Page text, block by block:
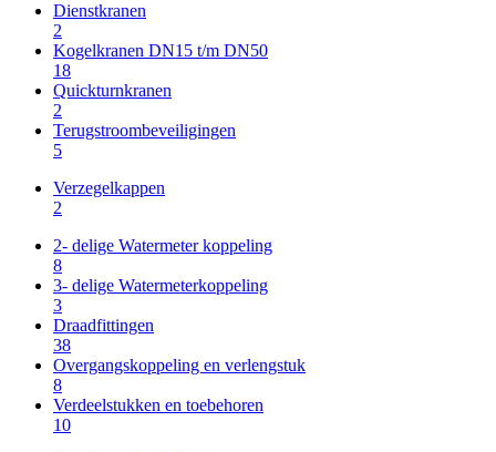
Dienstkranen
2
Kogelkranen DN15 t/m DN50
18
Quickturnkranen
2
Terugstroombeveiligingen
5
Verzegelkappen
2
2- delige Watermeter koppeling
8
3- delige Watermeterkoppeling
3
Draadfittingen
38
Overgangskoppeling en verlengstuk
8
Verdeelstukken en toebehoren
10